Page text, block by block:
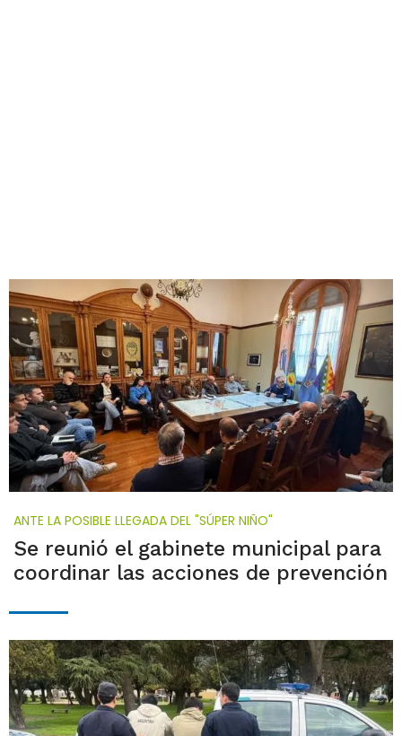
ANTE LA POSIBLE LLEGADA DEL "SÚPER NIÑO"
Se reunió el gabinete municipal para
coordinar las acciones de prevención